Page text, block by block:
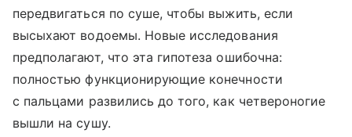
передвигаться по суше, чтобы выжить, если
высыхают водоемы. Новые исследования
предполагают, что эта гипотеза ошибочна:
полностью функционирующие конечности
с пальцами развились до того, как четвероногие
вышли на сушу.